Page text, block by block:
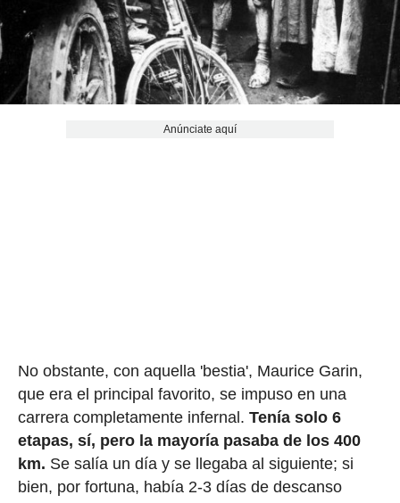
Anúnciate aquí
No obstante, con aquella 'bestia', Maurice Garin,
que era el principal favorito, se impuso en una
carrera completamente infernal. Tenía solo 6
etapas, sí, pero la mayoría pasaba de los 400
km. Se salía un día y se llegaba al siguiente; si
bien, por fortuna, había 2-3 días de descanso